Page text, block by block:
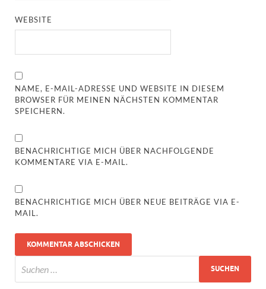
WEBSITE
NAME, E-MAIL-ADRESSE UND WEBSITE IN DIESEM
BROWSER FÜR MEINEN NÄCHSTEN KOMMENTAR
SPEICHERN.
BENACHRICHTIGE MICH ÜBER NACHFOLGENDE
KOMMENTARE VIA E-MAIL.
BENACHRICHTIGE MICH ÜBER NEUE BEITRÄGE VIA E-
MAIL.